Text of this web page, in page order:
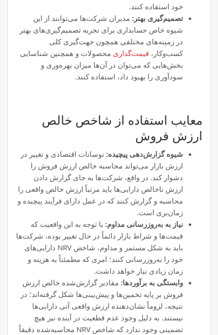
خود استفاده کنند.
تصمیم‌گیری بهتر: مدیران شرکت‌ها می‌توانند از این
شیوه خاص حسابداری برای تجربه تصمیم‌گیری‌های بهتر
در زمینه‌های مختلفی همچون جهت‌گیری کلی
کسب‌وکار، قیمت‌گذاری محصولات و همچنین شناسایی
بخش‌هایی که می‌توان در آن‌ها میزان بهره‌وری و
سودآوری را بهبود داد، استفاده کنند.
معایب استفاده از شاخص خالص
ارزش فروش
شیوه گزارش‌دهی پیچیده: نوسانات اقتصادی و تغییر در
ارزش بازار می‌تواند محاسبه خالص ارزش فروش را
دشوار کند. در واقع، شرکت‌ها به جای گزارش دادن
ارزش ناخالص دارایی‌ها باید مرتباً ارزش خالص واقعی را
محاسبه و گزارش کنند که در عمل دارای فرآیند پیچیده و
زمان‌بری است.
نیاز به به‌روزرسانی مداوم: با توجه به این واقعیت که
قیمت‌ها و شراط بازار دائماً در حال تغییر بوده، شرکت‌ها
باید به شکل مستمر و مداوم، شاخص NRV دارایی‌های
خود را به‌روزرسانی کنند؛ امری که مطمئناً به هزینه و
زمان زیادی نیاز خواهد داشت.
وابستگی به برآوردها: مقادیر گزارش‌شده خالص ارزش
فروش بر پایه تخمین‌ها و پیش‌بینی‌ها شکل گرفته‌اند؛ در
نتیجه، لزوماً نشان‌دهنده ارزش واقعی آتی دارایی‌ها
نیستند. به دلیل وجود عدم قطعیت در آینده نیز هیچ
تضمینی وجود ندارد که شاخص NRV محاسبه‌شده دقیقاً